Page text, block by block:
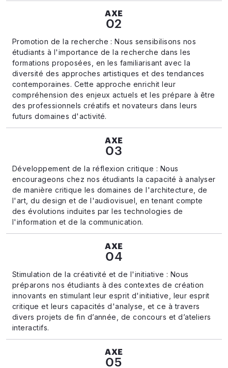
AXE
02
Promotion de la recherche : Nous sensibilisons nos
étudiants à l'importance de la recherche dans les
formations proposées, en les familiarisant avec la
diversité des approches artistiques et des tendances
contemporaines. Cette approche enrichit leur
compréhension des enjeux actuels et les prépare à être
des professionnels créatifs et novateurs dans leurs
futurs domaines d'activité.
AXE
03
Développement de la réflexion critique : Nous
encourageons chez nos étudiants la capacité à analyser
de manière critique les domaines de l'architecture, de
l'art, du design et de l'audiovisuel, en tenant compte
des évolutions induites par les technologies de
l'information et de la communication.
AXE
04
Stimulation de la créativité et de l'initiative : Nous
préparons nos étudiants à des contextes de création
innovants en stimulant leur esprit d'initiative, leur esprit
critique et leurs capacités d'analyse, et ce à travers
divers projets de fin d’année, de concours et d’ateliers
interactifs.
AXE
05